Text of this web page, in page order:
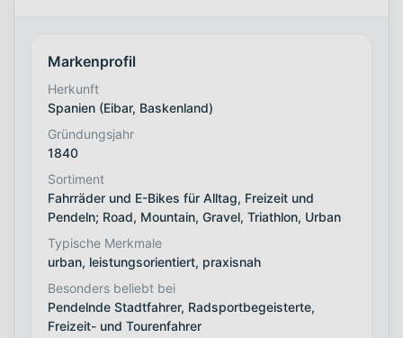
Markenprofil
Herkunft
Spanien (Eibar, Baskenland)
Gründungsjahr
1840
Sortiment
Fahrräder und E-Bikes für Alltag, Freizeit und
Pendeln; Road, Mountain, Gravel, Triathlon, Urban
Typische Merkmale
urban, leistungsorientiert, praxisnah
Besonders beliebt bei
Pendelnde Stadtfahrer, Radsportbegeisterte,
Freizeit- und Tourenfahrer